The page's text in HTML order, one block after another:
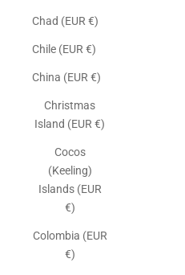
Chad (EUR €)
Chile (EUR €)
China (EUR €)
Christmas
Island (EUR €)
Cocos
(Keeling)
Islands (EUR
€)
Colombia (EUR
€)